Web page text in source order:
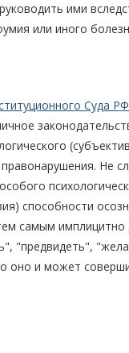
ими
или иного
Суда
Не
способности
самым
"предвидеть",
оно и может